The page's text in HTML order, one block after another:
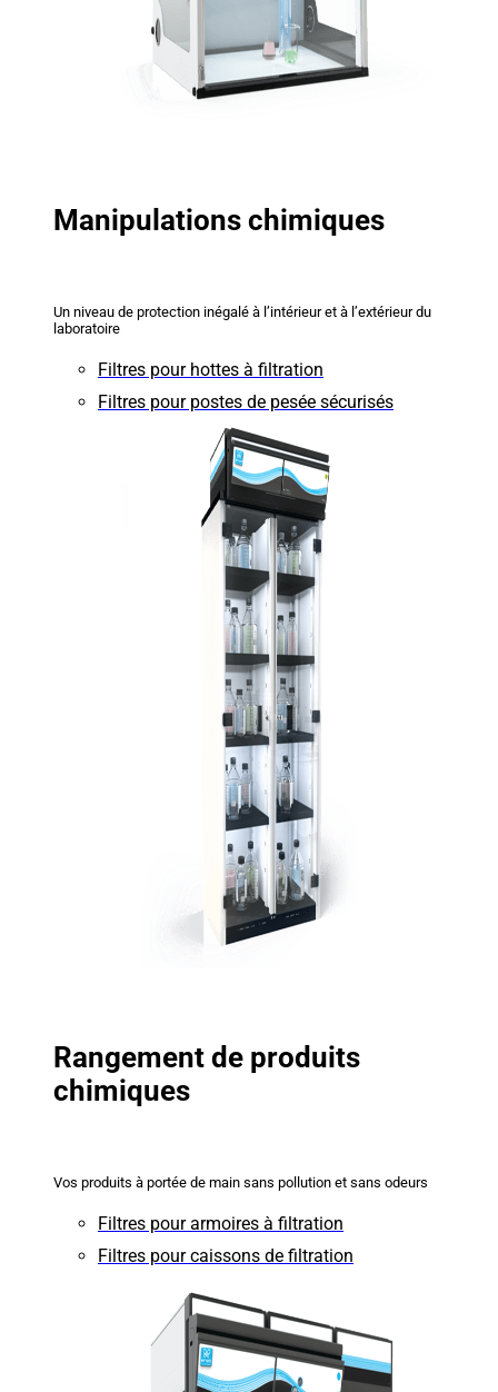
Manipulations chimiques
Un niveau de protection inégalé à l’intérieur et à l’extérieur du
laboratoire
Filtres pour hottes à filtration
Filtres pour postes de pesée sécurisés
Rangement de produits
chimiques
Vos produits à portée de main sans pollution et sans odeurs
Filtres pour armoires à filtration
Filtres pour caissons de filtration